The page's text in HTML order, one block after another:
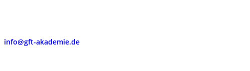
info@gft-akademie.de